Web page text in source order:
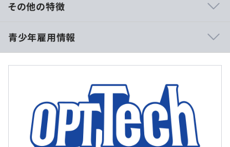
め、あえて雑談のための時間を設けているチームもありま
◆マーケティング支援サービス
◆OMO（オンライン マージ オフライン）支援サービス
◆AI関連サービス
◆人財・教育支援サービス
◆メディアコンテンツ
・月給：32万円～ ※職種・能力に応じて変更の可能性あ
り
・月給内訳（月給32万円の場合）
- 普通時間外固定支給(30時間分)：6.4万円 ※超過分は別
その他の特徴
青少年雇用情報
過去３年間の新卒採用者数・離職者数
前年度 採用者数85人 離職者数8人
2年度前 採用者数77人 離職者数14人
3年度前 採用者数52人 離職者数12人
過去３年間の新卒採用者数の男女別人数